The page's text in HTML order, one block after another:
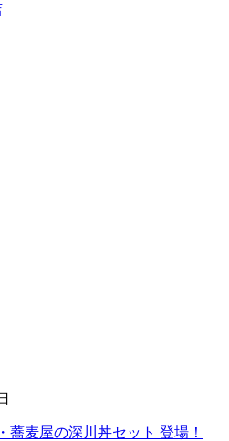
蕎麦屋の深川丼セット 登場！